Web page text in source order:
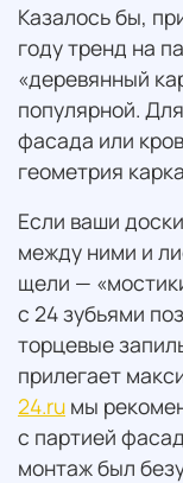
Казалось бы,
году тренд на
«деревянный
популярной.
фасада или
геометрия
Если ваши
между ними и
щели —
с 24 зубьями
торцевые
прилегает
24.ru мы
с партией
монтаж был